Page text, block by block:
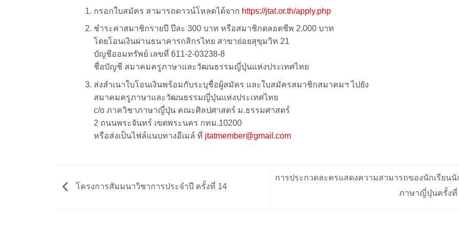
กรอกใบสมัคร สามารถดาวน์โหลดได้จาก https://jtat.or.th/apply.php
ชำระค่าสมาชิกรายปี ปีละ 300 บาท หรือสมาชิกตลอดชีพ 2,000 บาท
โดยโอนเงินผ่านธนาคารกสิกรไทย สาขาย่อยสุขุมวิท 21
บัญชีออมทรัพย์ เลขที่ 611-2-03238-8
ชื่อบัญชี สมาคมครูภาษาและวัฒนธรรมญี่ปุ่นแห่งประเทศไทย
ส่งสำเนาใบโอนเงินพร้อมกับระบุชื่อผู้สมัคร และใบสมัครสมาชิกสมาคมฯ ไปยัง
สมาคมครูภาษาและวัฒนธรรมญี่ปุ่นแห่งประเทศไทย
c/o ภาควิชาภาษาญี่ปุ่น คณะศิลปศาสตร์ ม.ธรรมศาสตร์
2 ถนนพระจันทร์ เขตพระนคร กทม.10200
หรือส่งเป็นไฟล์แนบทางอีเมล์ ที่ jtatmember@gmail.com
โครงการสัมมนาวิชาการประจำปี ครั้งที่ 14
การประกวดละครแสดงความสามารถของนักเรียน
ภาษาญี่ปุ่นครั้งที่